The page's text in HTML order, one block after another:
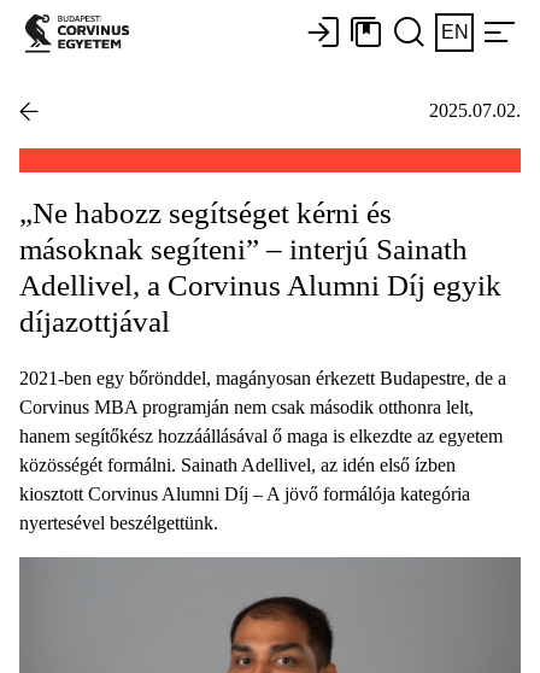
EN
2025.07.02.
„Ne habozz segítséget kérni és
másoknak segíteni” – interjú Sainath
Adellivel, a Corvinus Alumni Díj egyik
díjazottjával
2021-ben egy bőrönddel, magányosan érkezett Budapestre, de a
Corvinus MBA programján nem csak második otthonra lelt,
hanem segítőkész hozzáállásával ő maga is elkezdte az egyetem
közösségét formálni. Sainath Adellivel, az idén első ízben
kiosztott Corvinus Alumni Díj – A jövő formálója kategória
nyertesével beszélgettünk.